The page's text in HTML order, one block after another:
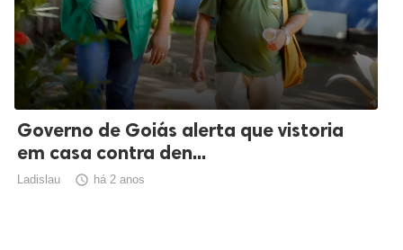
Governo de Goiás alerta que vistoria
em casa contra den...
Ladislau  há 2 anos